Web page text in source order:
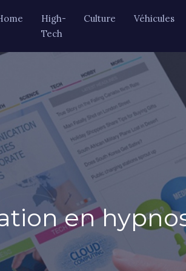
High-
Tech
Culture Véhicules
en